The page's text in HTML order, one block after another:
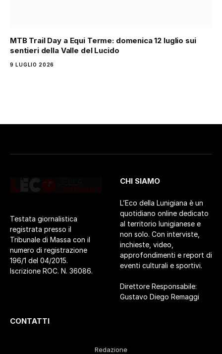
MTB Trail Day a Equi Terme: domenica 12 luglio sui
sentieri della Valle del Lucido
9 LUGLIO 2026
Testata giornalistica
registrata presso il
Tribunale di Massa con il
numero di registrazione
196/1 del 04/2015.
Iscrizione ROC. N. 36086.
CHI SIAMO
L’Eco della Lunigiana è un
quotidiano online dedicato
al territorio lunigianese e
non solo. Con interviste,
inchieste, video,
approfondimenti e report di
eventi culturali e sportivi.
Direttore Responsabile:
Gustavo Diego Remaggi
CONTATTI
Redazione